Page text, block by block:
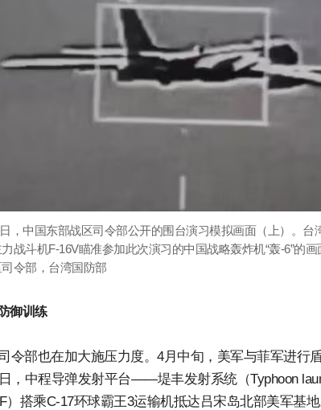
，中国东部战区司令部公开的围台演习模拟画面（上）。台
战斗机F-16V瞄准参加此次演习的中国战略轰炸机“轰-6”的
令部，台湾国防部
御训练
令部也在加大施压力度。4月中旬，美军与菲军进行
，中程导弹发射平台——堤丰发射系统（Typhoon
搭乘C-17环球霸王3运输机抵达吕宋岛北部美军基地